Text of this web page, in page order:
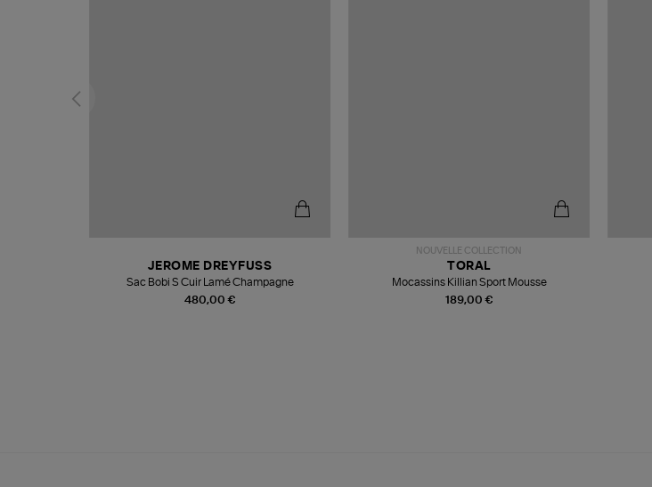
480,00 €
JEROME DREYFUSS
Sac Bobi S Cuir Lamé Champagne
NOUVELLE COLLECTION
189,00 €
TORAL
Mocassins Killian Sport Mousse